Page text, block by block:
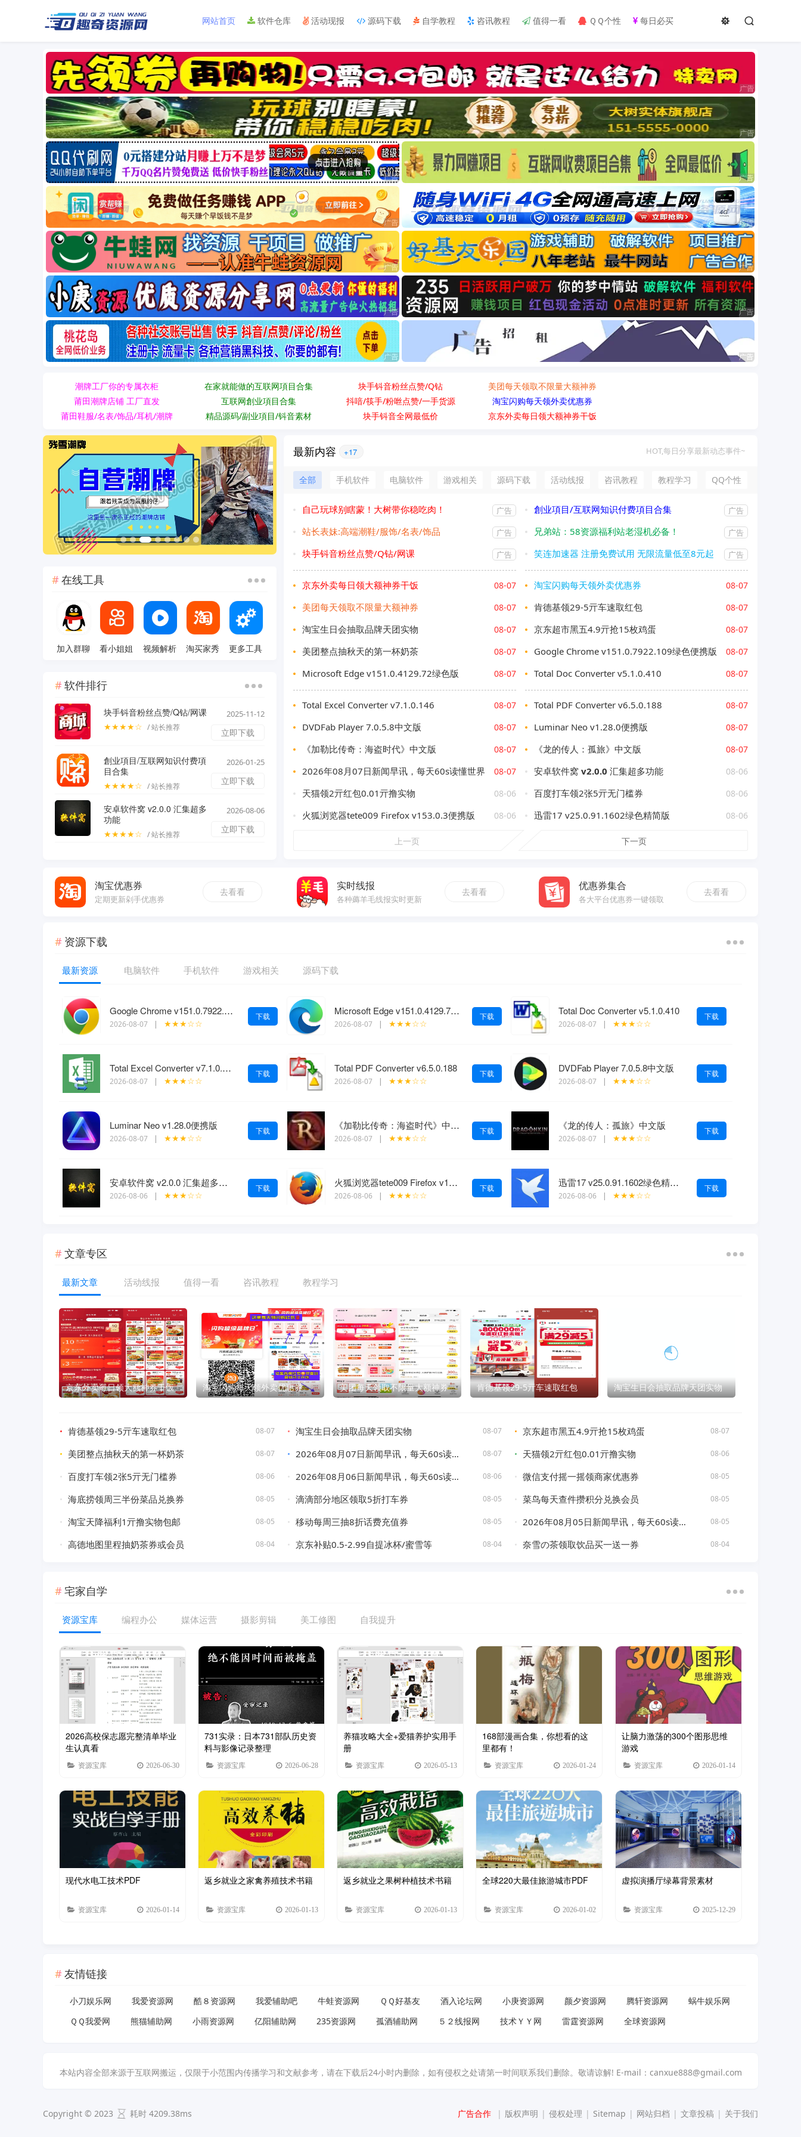
网站首页 软件仓库 活动现报 源码下载 自学教程 咨讯教程 值得一看 ＱＱ个性 每日必买
潮牌工厂你的专属衣柜 在家就能做的互联网項目合集 块手钭音粉丝点赞/Q钻
美团每天领取不限量大额神券
莆田潮牌店铺 工厂直发
互联网創业項目合集 抖喑/筷手/粉咝点赞/一手货源
淘宝闪购每天领外卖优惠券
莆田鞋服/名表/饰品/耳机/潮牌
精品源码/副业項目/钭音素材 块手钭音全网最低价 京东外卖每日领大额神券干饭
在线工具
加入群聊 看小姐姐 视频解析 淘买家秀 更多工具
软件排行
块手钭音粉丝点赞/Q钻/网课
★★★★☆ / 站长推荐
2025-11-12
立即下载
創业項目/互联网知识付费項
目合集
★★★★☆ / 站长推荐
2026-01-25
立即下载
安卓软件窝 v2.0.0 汇集超多
功能
★★★★☆ / 站长推荐
2026-08-06
立即下载
最新内容 +17 HOT,每日分享最新动态事件~
全部 手机软件 电脑软件 游戏相关 源码下载 活动线报 咨讯教程 教程学习 QQ个性
自己玩球别瞎蒙！大树带你稳吃肉！ 广告 創业項目/互联网知识付费項目合集 广告
站长表妹:高端潮鞋/服饰/名表/饰品 广告 兄弟站：58资源福利站老湿机必备！ 广告
块手钭音粉丝点赞/Q钻/网课 广告 笑连加速器 注册免费试用 无限流量低至8元起 广告
京东外卖每日领大额神券干饭 08-07 淘宝闪购每天领外卖优惠券 08-07
美团每天领取不限量大额神券 08-07 肯德基领29-5亓车速取红包 08-07
淘宝生日会抽取品牌天团实物 08-07 京东超市黑五4.9亓抢15枚鸡蛋 08-07
美团整点抽秋天的第一杯奶茶 08-07 Google Chrome v151.0.7922.109绿色便携版 08-07
Microsoft Edge v151.0.4129.72绿色版 08-07 Total Doc Converter v5.1.0.410 08-07
Total Excel Converter v7.1.0.146 08-07 Total PDF Converter v6.5.0.188 08-07
DVDFab Player 7.0.5.8中文版 08-07 Luminar Neo v1.28.0便携版 08-07
《加勒比传奇：海盗时代》中文版 08-07 《龙的传人：孤旅》中文版 08-07
2026年08月07日新闻早讯，每天60s读懂世界 08-07 安卓软件窝 v2.0.0 汇集超多功能 08-06
天猫领2亓红包0.01亓撸实物 08-06 百度打车领2张5亓无门槛券 08-06
火狐浏览器tete009 Firefox v153.0.3便携版 08-06 迅雷17 v25.0.91.1602绿色精简版 08-06
上一页 下一页
淘宝优惠券
定期更新剁手优惠券
去看看 实时线报
各种薅羊毛线报实时更新
去看看 优惠券集合
各大平台优惠券一键领取
去看看
资源下载
最新资源 电脑软件 手机软件 游戏相关 源码下载
Google Chrome v151.0.7922.109绿色便携版
2026-08-07 | ★★★☆☆
下载 Microsoft Edge v151.0.4129.72绿色版
2026-08-07 | ★★★☆☆
下载 Total Doc Converter v5.1.0.410
2026-08-07 | ★★★☆☆
下载
Total Excel Converter v7.1.0.146
2026-08-07 | ★★★☆☆
下载 Total PDF Converter v6.5.0.188
2026-08-07 | ★★★☆☆
下载 DVDFab Player 7.0.5.8中文版
2026-08-07 | ★★★☆☆
下载
Luminar Neo v1.28.0便携版
2026-08-07 | ★★★☆☆
下载 《加勒比传奇：海盗时代》中文版
2026-08-07 | ★★★☆☆
下载 《龙的传人：孤旅》中文版
2026-08-07 | ★★★☆☆
下载
安卓软件窝 v2.0.0 汇集超多功能
2026-08-06 | ★★★☆☆
下载 火狐浏览器tete009 Firefox v153.0.3便携版
2026-08-06 | ★★★☆☆
下载 迅雷17 v25.0.91.1602绿色精简版
2026-08-06 | ★★★☆☆
下载
文章专区
最新文章 活动线报 值得一看 咨讯教程 教程学习
京东外卖每日领大额神券干饭 淘宝闪购每天领外卖优惠券 美团每天领取不限量大额神券 肯德基领29-5亓车速取红包 淘宝生日会抽取品牌天团实物
肯德基领29-5亓车速取红包 08-07 淘宝生日会抽取品牌天团实物 08-07 京东超市黑五4.9亓抢15枚鸡蛋 08-07
美团整点抽秋天的第一杯奶茶 08-07 2026年08月07日新闻早讯，每天60s读懂世界 08-07 天猫领2亓红包0.01亓撸实物 08-06
百度打车领2张5亓无门槛券 08-06 2026年08月06日新闻早讯，每天60s读懂世界 08-06 微信支付摇一摇领商家优惠券 08-05
海底捞领周三半份菜品兑换券 08-05 滴滴部分地区领取5折打车券 08-05 菜鸟每天查件攒积分兑换会员 08-05
淘宝天降福利1亓撸实物包邮 08-05 移动每周三抽8折话费充值券 08-05 2026年08月05日新闻早讯，每天60s读懂世界 08-05
高德地图里程抽奶茶券或会员 08-04 京东补贴0.5-2.99自提冰杯/蜜雪等 08-04 奈雪の茶领取饮品买一送一券 08-04
宅家自学
资源宝库 编程办公 媒体运营 摄影剪辑 美工修图 自我提升
2026高校保志愿完整清单毕业
生认真看
资源宝库 2026-06-30
731实录：日本731部队历史资
料与影像记录整理
资源宝库 2026-06-28
养猫攻略大全+爱猫养护实用手
册
资源宝库 2026-05-13
168部漫画合集，你想看的这
里都有！
资源宝库 2026-01-24
让脑力激荡的300个图形思维
游戏
资源宝库 2026-01-14
现代水电工技术PDF
资源宝库 2026-01-14
返乡就业之家禽养殖技术书籍
资源宝库 2026-01-13
返乡就业之果树种植技术书籍
资源宝库 2026-01-13
全球220大最佳旅游城市PDF
资源宝库 2026-01-02
虚拟演播厅绿幕背景素材
资源宝库 2025-12-29
友情链接
小刀娱乐网 我爱资源网 酷８资源网 我爱辅助吧 牛蛙资源网 ＱＱ好基友 酒入论坛网 小庚资源网 颜夕资源网 腾轩资源网
蜗牛娱乐网
ＱＱ我爱网
熊猫辅助网 小雨资源网 亿阳辅助网 235资源网 孤酒辅助网 ５２线报网 技术ＹＹ网 雷霆资源网 全球资源网
本站内容全部来源于互联网搬运，仅限于小范围内传播学习和文献参考，请在下载后24小时内删除，如有侵权之处请第一时间联系我们删除。敬请谅解! E-mail：canxue888@gmail.com
Copyright © 2023 耗时 4209.38ms 广告合作 | 版权声明 | 侵权处理 | Sitemap | 网站归档 | 文章投稿 | 关于我们